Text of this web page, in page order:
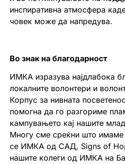
инспиративна атмосфера
човек може да напредува.
Во знак на благодарност
ИМКА изразува најдлабока
локалните волонтери и
Корпус за нивната
помогна да го разгориме
кампувањето кај нашите
Многу сме среќни што имаме
се ИМКА од САД, Signs of
нашите колеги од ИМКА на